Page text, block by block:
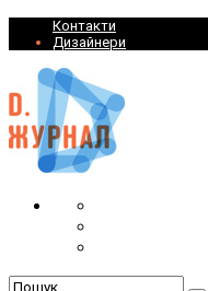
Контакти
Дизайнери